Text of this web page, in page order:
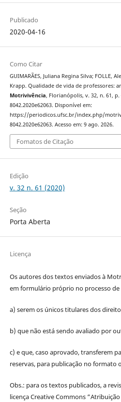
Publicado
2020-04-16
Como Citar
GUIMARÃES, Juliana Regina Silva; FOLLE,
Krapp. Qualidade de vida de professores:
Motrivivência, Florianópolis, v. 32, n. 61, p.
8042.2020e62063. Disponível em:
https://periodicos.ufsc.br/index.php/
8042.2020e62063. Acesso em: 9 ago. 2026.
Fomatos de Citação
Edição
v. 32 n. 61 (2020)
Seção
Porta Aberta
Licença
Os autores dos textos enviados à
em formulário próprio no processo de
a) serem os únicos titulares dos
b) que não está sendo avaliado por
c) e que, caso aprovado, transferem
reservas, para publicação no formato
Obs.: para os textos publicados, a
licença Creative Commons